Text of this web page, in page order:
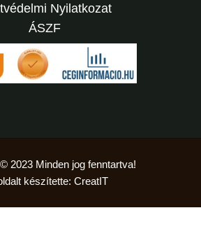
Nyilatkozat
ÁSZF
2023 Minden jog fenntartva!
készítette: CreatIT